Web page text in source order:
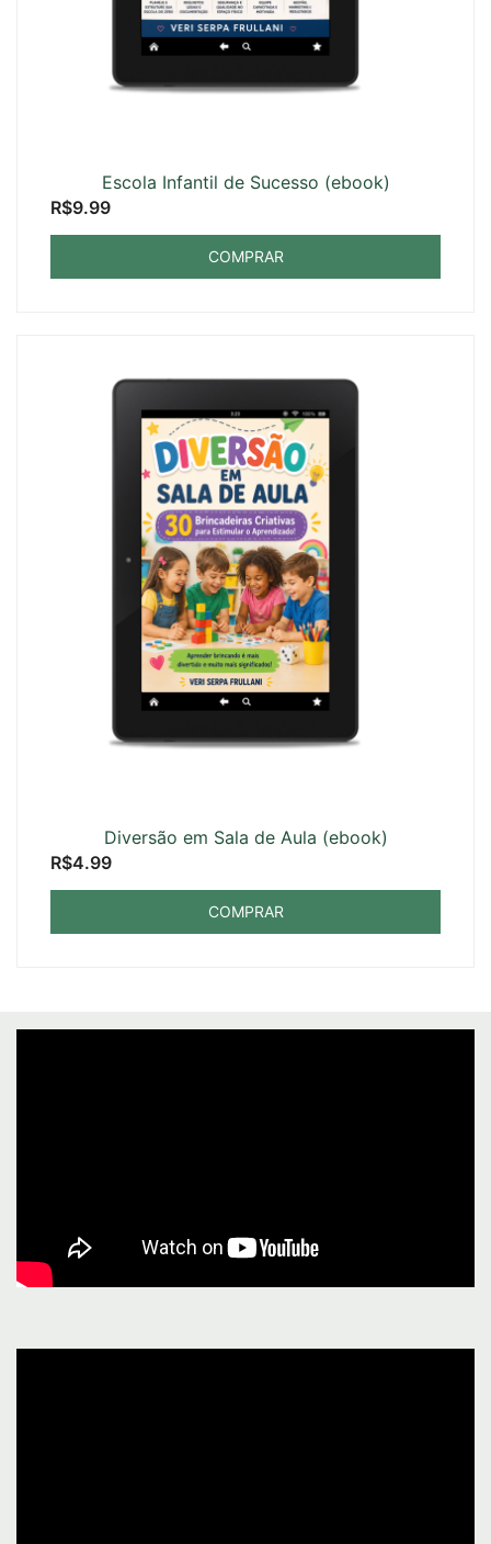
Escola Infantil de Sucesso (ebook)
R$9.99
COMPRAR
Diversão em Sala de Aula (ebook)
R$4.99
COMPRAR